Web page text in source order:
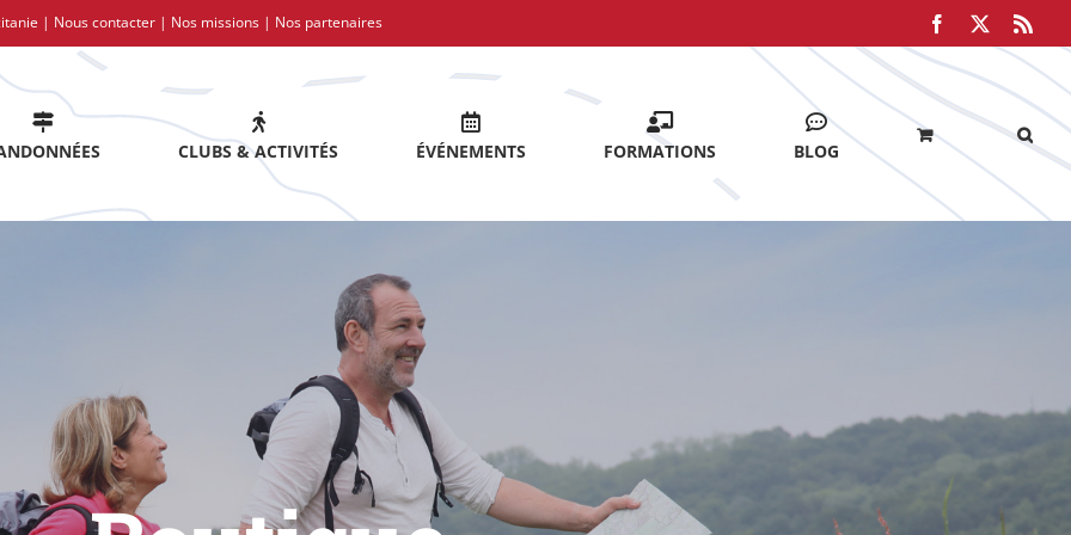
| Nous contacter | Nos missions | Nos partenaires Facebook
CLUBS & ACTIVITÉS ÉVÉNEMENTS FORMATIONS BLOG